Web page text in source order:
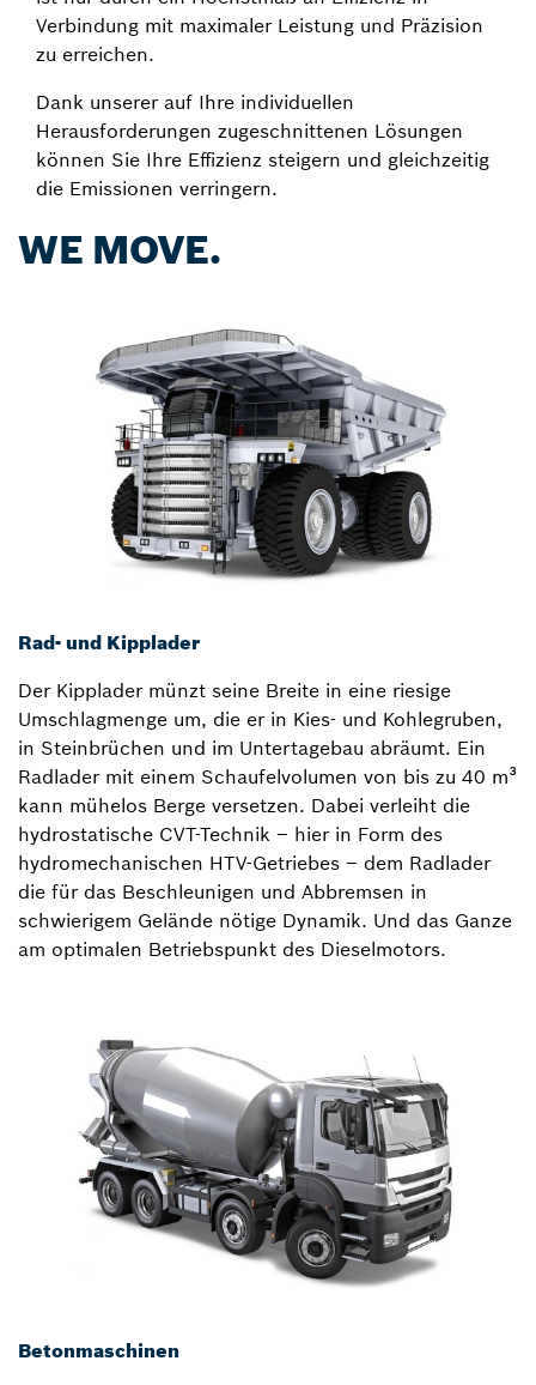
Verbindung mit maximaler Leistung und Präzision
zu erreichen.
Dank unserer auf Ihre individuellen
Herausforderungen zugeschnittenen Lösungen
können Sie Ihre Effizienz steigern und gleichzeitig
die Emissionen verringern.
WE MOVE.
Rad- und Kipplader
Der Kipplader münzt seine Breite in eine riesige
Umschlagmenge um, die er in Kies- und Kohlegruben,
in Steinbrüchen und im Untertagebau abräumt. Ein
Radlader mit einem Schaufelvolumen von bis zu 40 m³
kann mühelos Berge versetzen. Dabei verleiht die
hydrostatische CVT-Technik – hier in Form des
hydromechanischen HTV-Getriebes – dem Radlader
die für das Beschleunigen und Abbremsen in
schwierigem Gelände nötige Dynamik. Und das Ganze
am optimalen Betriebspunkt des Dieselmotors.
Betonmaschinen